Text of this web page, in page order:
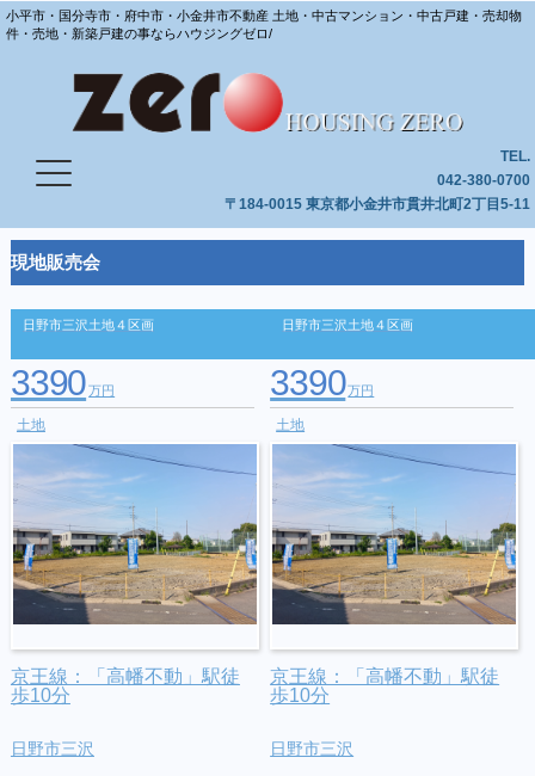
小平市・国分寺市・府中市・小金井市不動産 土地・中古マンション・中古戸建・売却物
件・売地・新築戸建の事ならハウジングゼロ/
TEL.
042-380-0700
〒184-0015 東京都小金井市貫井北町2丁目5-11
現地販売会
日野市三沢土地４区画
3390万円
土地
京王線：「高幡不動」駅徒
歩10分
日野市三沢
日野市三沢土地４区画
3390万円
土地
京王線：「高幡不動」駅徒
歩10分
日野市三沢